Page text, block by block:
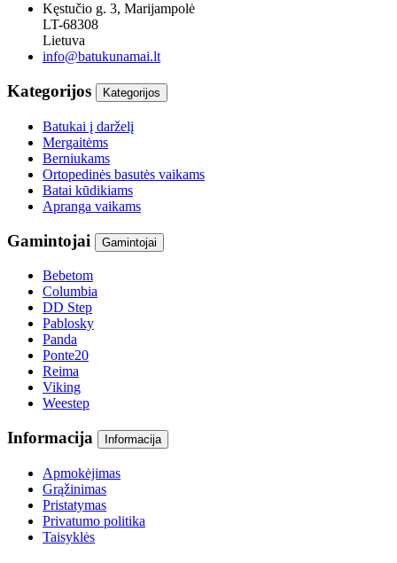
Kęstučio g. 3, Marijampolė
LT-68308
Lietuva
info@batukunamai.lt
Kategorijos Kategorijos
Batukai į darželį
Mergaitėms
Berniukams
Ortopedinės basutės vaikams
Batai kūdikiams
Apranga vaikams
Gamintojai Gamintojai
Bebetom
Columbia
DD Step
Pablosky
Panda
Ponte20
Reima
Viking
Weestep
Informacija Informacija
Apmokėjimas
Grąžinimas
Pristatymas
Privatumo politika
Taisyklės